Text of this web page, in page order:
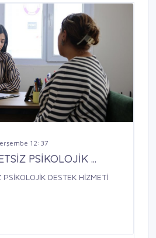
12:37
PSİKOLOJİK ...
DESTEK HİZMETİ